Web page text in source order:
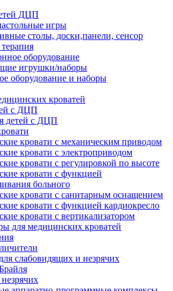
ДЦП
игры
столы, доски,панели, сенсор
оборудование
игрушки/наборы
оборудование и наборы
кроватей
с ДЦП
детей с ДЦП
кровати с механическим приводом
кровати с электроприводом
кровати с регулировкой по высоте
кровати с функцией
больного
кровати с санитарным оснащением
кровати с функцией кардиокресло
кровати с вертикализатором
для медицинских кроватей
слабовидящих и незрячих